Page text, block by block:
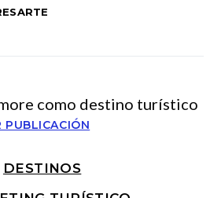
PUBLICACIÓN
DESTINOS